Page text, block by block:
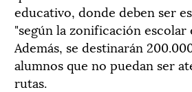
educativo, donde deben ser
"según la zonificación escolar
Además, se destinarán
alumnos que no puedan ser
rutas.